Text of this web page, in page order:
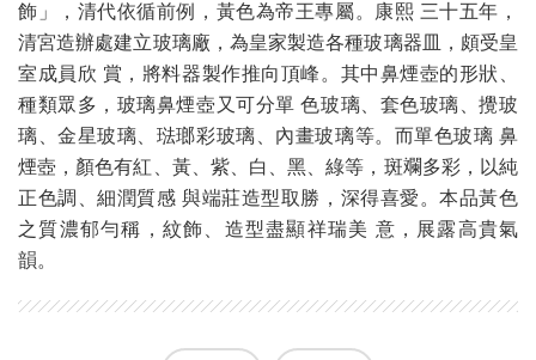
飾」，清代依循前例，黃色為帝王專屬。康熙 三十五年，
清宮造辦處建立玻璃廠，為皇家製造各種玻璃器皿，頗受皇
室成員欣 賞，將料器製作推向頂峰。其中鼻煙壺的形狀、
種類眾多，玻璃鼻煙壺又可分單 色玻璃、套色玻璃、攪玻
璃、金星玻璃、琺瑯彩玻璃、內畫玻璃等。而單色玻璃 鼻
煙壺，顏色有紅、黃、紫、白、黑、綠等，斑斕多彩，以純
正色調、細潤質感 與端莊造型取勝，深得喜愛。本品黃色
之質濃郁勻稱，紋飾、造型盡顯祥瑞美 意，展露高貴氣
韻。